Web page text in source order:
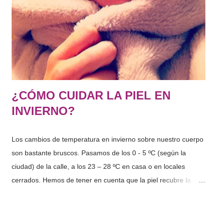
¿CÓMO CUIDAR LA PIEL EN
INVIERNO?
Los cambios de temperatura en invierno sobre nuestro cuerpo
son bastante bruscos. Pasamos de los 0 - 5 ºC (según la
ciudad) de la calle, a los 23 – 28 ºC en casa o en locales
cerrados. Hemos de tener en cuenta que la piel recubre la